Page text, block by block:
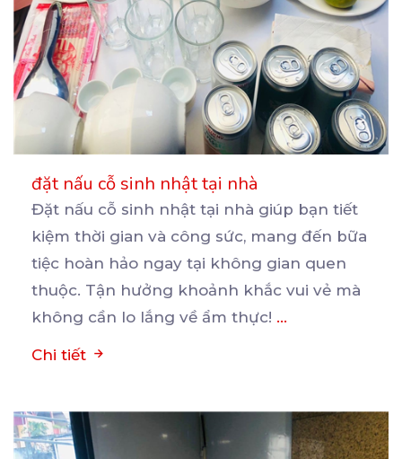
đặt nấu cỗ sinh nhật tại nhà
Đặt nấu cỗ sinh nhật tại nhà giúp bạn tiết
kiệm thời gian và công sức, mang đến bữa
tiệc hoàn hảo ngay tại không gian quen
thuộc. Tận hưởng khoảnh khắc vui vẻ mà
không cần lo lắng về ẩm thực! ...
Chi tiết